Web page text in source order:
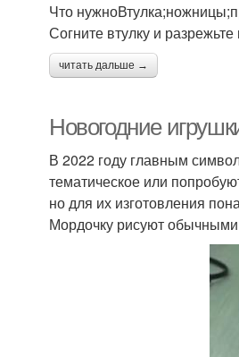
Что
Согните втулку и
читать дальше →
Новогодние
В 2022 году главным
тематическое или
но для их изготовления
Мордочку рисуют